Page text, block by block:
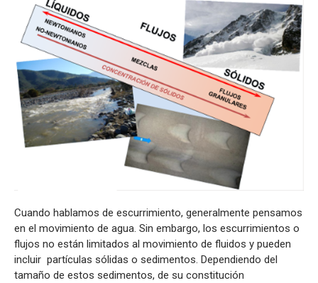
Cuando hablamos de escurrimiento, generalmente pensamos
en el movimiento de agua. Sin embargo, los escurrimientos o
flujos no están limitados al movimiento de fluidos y pueden
incluir partículas sólidas o sedimentos. Dependiendo del
tamaño de estos sedimentos, de su constitución